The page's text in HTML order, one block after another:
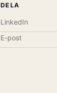
DELA
LinkedIn
E-post